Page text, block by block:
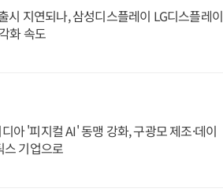
시 지연되나, 삼성디스플레이 LG디스플레이
화 속도
아 '피지컬 AI' 동맹 강화, 구광모 제조·데이
스 기업으로